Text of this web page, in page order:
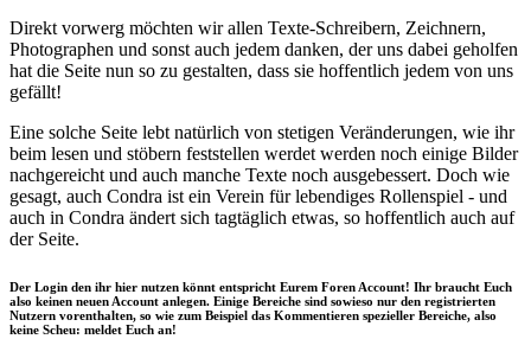
Direkt vorwerg möchten wir allen Texte-Schreibern, Zeichnern,
Photographen und sonst auch jedem danken, der uns dabei geholfen
hat die Seite nun so zu gestalten, dass sie hoffentlich jedem von uns
gefällt!
Eine solche Seite lebt natürlich von stetigen Veränderungen, wie ihr
beim lesen und stöbern feststellen werdet werden noch einige Bilder
nachgereicht und auch manche Texte noch ausgebessert. Doch wie
gesagt, auch Condra ist ein Verein für lebendiges Rollenspiel - und
auch in Condra ändert sich tagtäglich etwas, so hoffentlich auch auf
der Seite.
Der Login den ihr hier nutzen könnt entspricht Eurem Foren Account! Ihr braucht Euch
also keinen neuen Account anlegen. Einige Bereiche sind sowieso nur den registrierten
Nutzern vorenthalten, so wie zum Beispiel das Kommentieren spezieller Bereiche, also
keine Scheu: meldet Euch an!